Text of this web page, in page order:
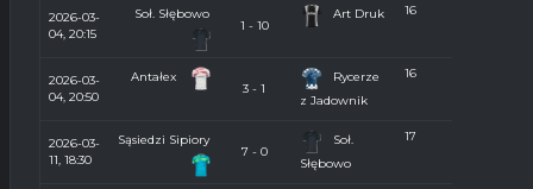
2026-03-
04, 20:15
Soł. Słębowo
1 - 10
Art Druk 16
2026-03-
04, 20:50
Antałex
3 - 1
Rycerze
z Jadownik
16
2026-03-
11, 18:30
Sąsiedzi Sipiory
7 - 0
Soł.
Słębowo
17